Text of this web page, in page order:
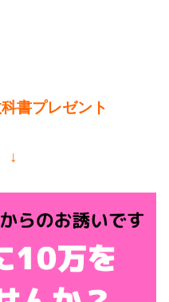
書プレゼント